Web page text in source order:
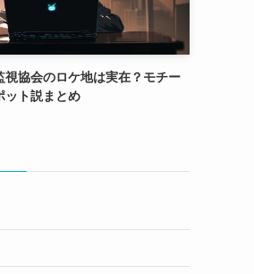
視協会のロケ地は実在？モチー
ット説まとめ